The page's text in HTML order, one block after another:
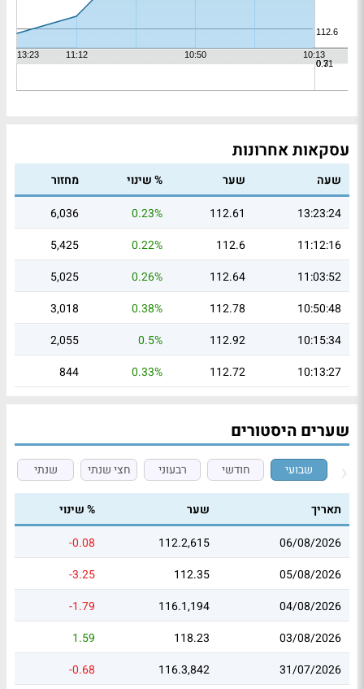
עסקאות אחרונות
שעה שער % שינוי
מחזור
13:23:24
112.61
0.23%
6,036
11:12:16
112.6
0.22%
5,425
11:03:52
112.64
0.26%
5,025
10:50:48
112.78
0.38%
3,018
10:15:34
112.92
0.5%
2,055
10:13:27
112.72
0.33%
844
שערים היסטורים
שבועי חודשי רבעוני חצי שנתי שנתי
תאריך שער
% שינוי
06/08/2026
112.2,615
-0.08
05/08/2026
112.35
-3.25
04/08/2026
116.1,194
-1.79
03/08/2026
118.23
1.59
31/07/2026
116.3,842
-0.68